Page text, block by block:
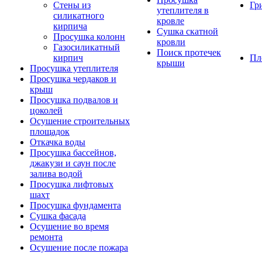
Стены из
силикатного
кирпича
Просушка колонн
Газосиликатный
кирпич
Просушка утеплителя
Просушка чердаков и
крыш
Просушка подвалов и
цоколей
Осушение строительных
площадок
Откачка воды
Просушка бассейнов,
джакузи и саун после
залива водой
Просушка лифтовых
шахт
Просушка фундамента
Сушка фасада
Осушение во время
ремонта
Осушение после пожара
утеплителя в
кровле
Сушка скатной
кровли
Поиск протечек
крыши